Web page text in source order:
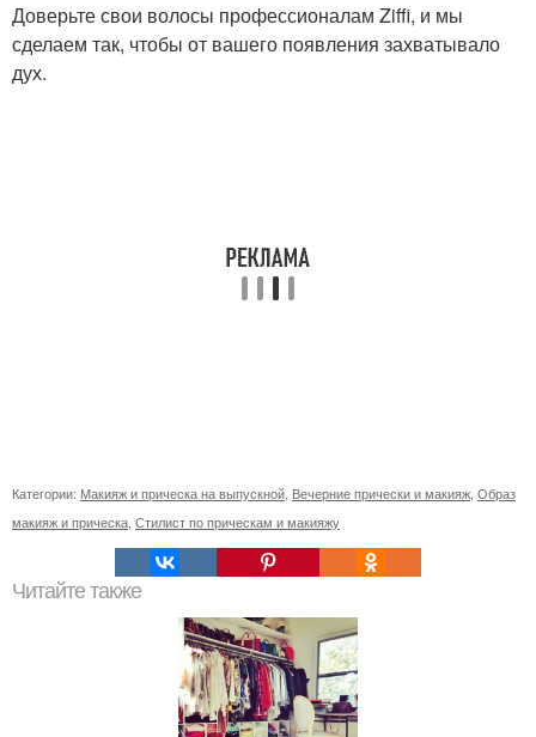
Доверьте свои волосы профессионалам Ziffi, и мы
сделаем так, чтобы от вашего появления захватывало
дух.
Категории: Макияж и прическа на выпускной Вечерние прически и макияж Образ
макияж и прическа Стилист по прическам и макияжу
Читайте также